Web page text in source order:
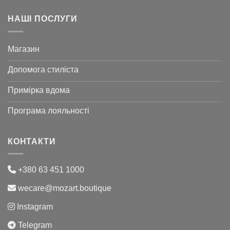
НАШІ ПОСЛУГИ
Магазин
Допомога стиліста
Примірка вдома
Програма лояльності
КОНТАКТИ
+380 63 451 1000
wecare@mozart.boutique
Instagram
Telegram